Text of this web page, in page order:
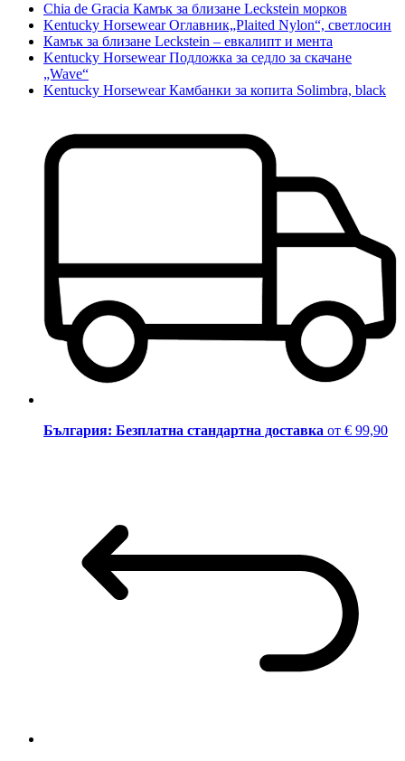
Chia de Gracia Камък за близане Leckstein морков
Kentucky Horsewear Оглавник„Plaited Nylon“, светлосин
Камък за близане Leckstein – евкалипт и мента
Kentucky Horsewear Подложка за седло за скачане
„Wave“
Kentucky Horsewear Камбанки за копита Solimbra, black
България: Безплатна стандартна доставка от € 99,90